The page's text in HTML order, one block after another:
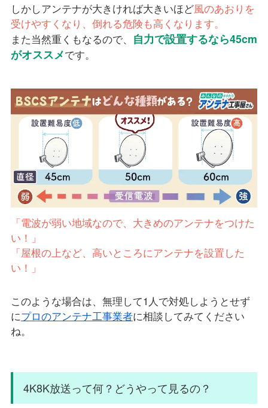
しかしアンテナが大きければ大きいほど風のあおりを
受けやすくなり、倒れる危険も高くなります。
また当然重くもなるので、 自力で設置するなら45cm
がオススメです。
「電波が弱い地域なので、大きめのアンテナをつけた
い！」
「屋根の上など、高いところにアンテナを設置した
い！」
このような場合は、無理して1人で対処しようとせず
にプロのアンテナ工事業者に相談してみてください
ね。
4K8K放送って何？どうやって見るの？